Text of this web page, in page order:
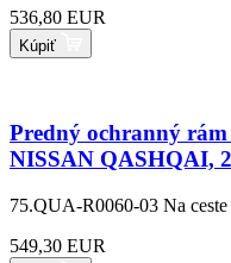
536,80 EUR
Kúpiť
Predný ochranný rám
NISSAN QASHQAI,
75.QUA-R0060-03 Na
549,30 EUR